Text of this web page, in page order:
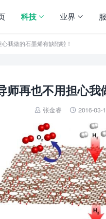
科技 业界
我做的石墨烯有缺陷啦！
师再也不用担心我
 张金睿  2016-03-